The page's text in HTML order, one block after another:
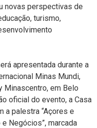
novas perspectivas de
turismo,
apresentada durante a
Minas Mundi,
Minascentro, em Belo
oficial do evento, a Casa
a palestra “Açores e
Negócios”, marcada